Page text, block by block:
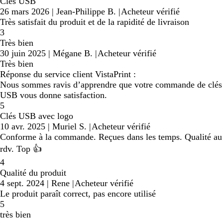
26 mars 2026 | Jean-Philippe B. |Acheteur vérifié
Très satisfait du produit et de la rapidité de livraison
3
Très bien
30 juin 2025 | Mégane B. |Acheteur vérifié
Très bien
Réponse du service client VistaPrint :
Nous sommes ravis d’apprendre que votre commande de clés
USB vous donne satisfaction.
5
Clés USB avec logo
10 avr. 2025 | Muriel S. |Acheteur vérifié
Conforme à la commande. Reçues dans les temps. Qualité au
rdv. Top 👍
4
Qualité du produit
4 sept. 2024 | Rene |Acheteur vérifié
Le produit paraît correct, pas encore utilisé
5
très bien